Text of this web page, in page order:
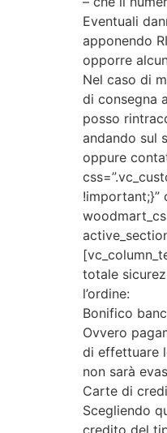
Eventuali
apponendo
opporre
Nel caso di
di consegna
posso
andando sul
oppure
!important;}”
totale
l’ordine:
Bonifico
Ovvero
di effettuare
non sarà
Carte di
Scegliendo
credito del